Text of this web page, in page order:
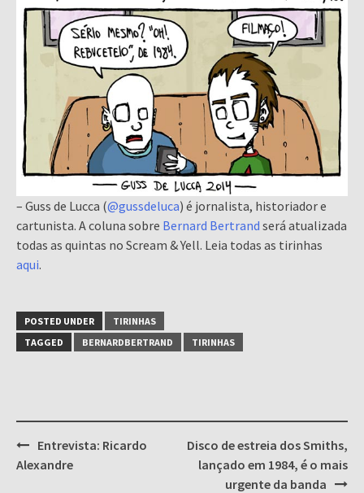
– Guss de Lucca (@gussdeluca) é jornalista, historiador e
cartunista. A coluna sobre Bernard Bertrand será atualizada
todas as quintas no Scream & Yell. Leia todas as tirinhas
aqui.
POSTED UNDER
TIRINHAS
TAGGED
BERNARDBERTRAND TIRINHAS
Post
navigation
Entrevista: Ricardo
Alexandre
Disco de estreia dos Smiths,
lançado em 1984, é o mais
urgente da banda